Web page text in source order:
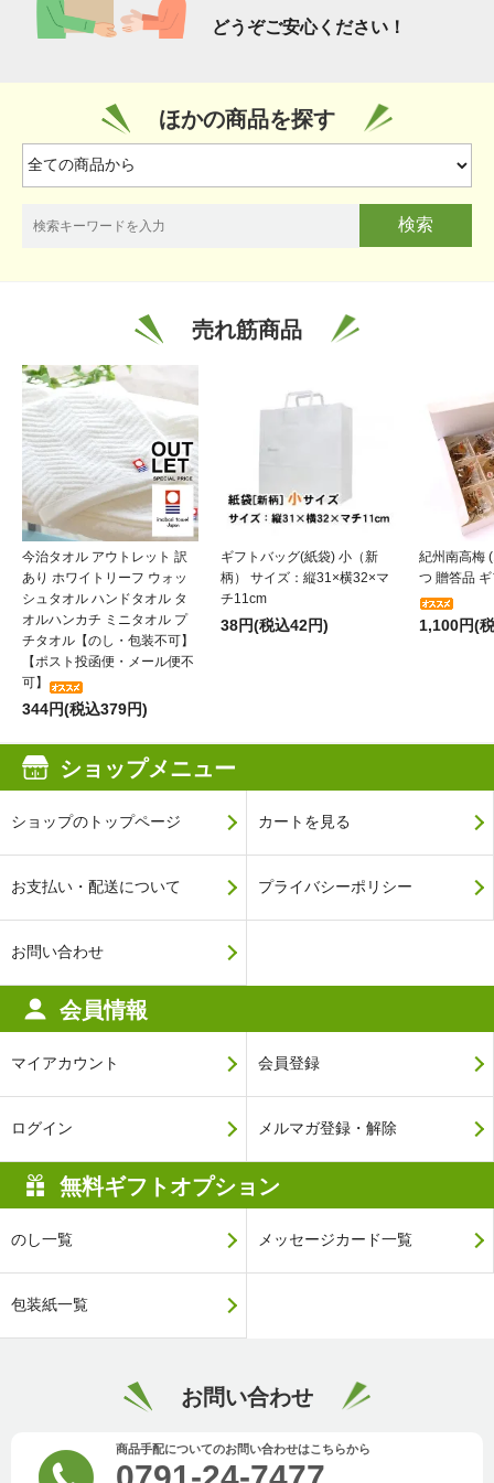
どうぞご安心ください！
ほかの商品を探す
検索
売れ筋商品
今治タオル アウトレット 訳
あり ホワイトリーフ ウォッ
シュタオル ハンドタオル タ
オルハンカチ ミニタオル プ
チタオル【のし・包装不可】
【ポスト投函便・メール便不
可】
344円(税込379円)
ギフトバッグ(紙袋) 小（新
柄） サイズ：縦31×横32×マ
チ11cm
38円(税込42円)
紀州南高梅
つ 贈答品
1,100円(
ショップメニュー
ショップのトップページ カートを見る
お支払い・配送について プライバシーポリシー
お問い合わせ
会員情報
マイアカウント 会員登録
ログイン メルマガ登録・解除
無料ギフトオプション
のし一覧 メッセージカード一覧
包装紙一覧
お問い合わせ
商品手配についてのお問い合わせはこちらから